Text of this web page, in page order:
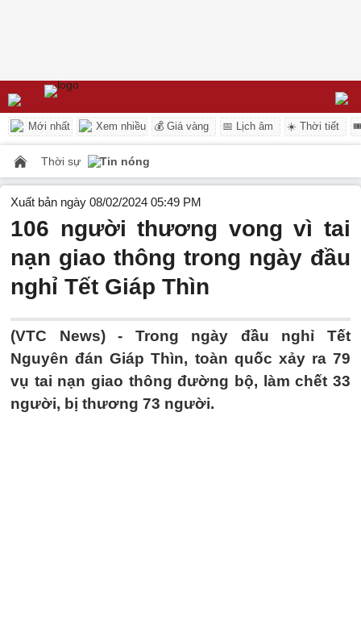
Mới nhất Xem nhiều 💰 Giá vàng 📅 Lịch âm ☀️ Thời tiết
Thời sự Tin nóng
Xuất bản ngày 08/02/2024 05:49 PM
106 người thương vong vì tai
nạn giao thông trong ngày đầu
nghỉ Tết Giáp Thìn
(VTC News) - Trong ngày đầu nghỉ Tết
Nguyên đán Giáp Thìn, toàn quốc xảy ra 79
vụ tai nạn giao thông đường bộ, làm chết 33
người, bị thương 73 người.